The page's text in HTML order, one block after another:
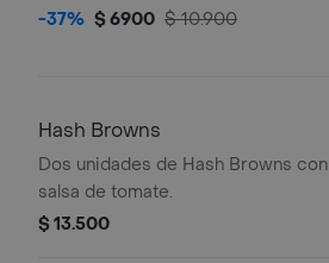
-37% $ 6900 $ 10.900
Hash Browns
Dos unidades de Hash Browns con
salsa de tomate.
$ 13.500